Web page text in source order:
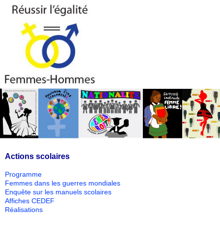
Actions scolaires
Programme
Femmes dans les guerres mondiales
Enquête sur les manuels scolaires
Affiches CEDEF
Réalisations